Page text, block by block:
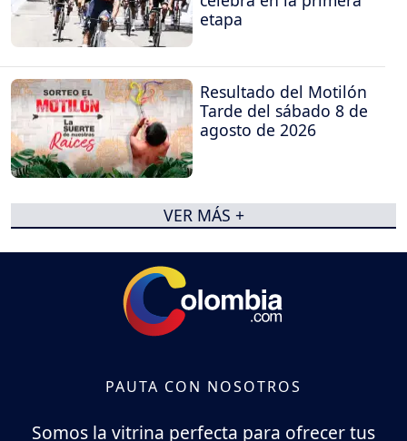
etapa
Resultado del Motilón
Tarde del sábado 8 de
agosto de 2026
VER MÁS +
PAUTA CON NOSOTROS
Somos la vitrina perfecta para ofrecer tus